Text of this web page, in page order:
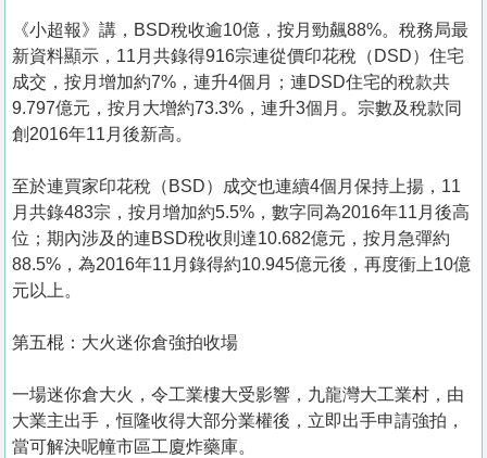
《小超報》講，BSD稅收逾10億，按月勁飆88%。稅務局最
新資料顯示，11月共錄得916宗連從價印花稅（DSD）住宅
成交，按月增加約7%，連升4個月；連DSD住宅的稅款共
9.797億元，按月大增約73.3%，連升3個月。宗數及稅款同
創2016年11月後新高。
至於連買家印花稅（BSD）成交也連續4個月保持上揚，11
月共錄483宗，按月增加約5.5%，數字同為2016年11月後高
位；期內涉及的連BSD稅收則達10.682億元，按月急彈約
88.5%，為2016年11月錄得約10.945億元後，再度衝上10億
元以上。
第五棍：大火迷你倉強拍收場
一場迷你倉大火，令工業樓大受影響，九龍灣大工業村，由
大業主出手，恒隆收得大部分業權後，立即出手申請強拍，
當可解決呢幢市區工廈炸藥庫。